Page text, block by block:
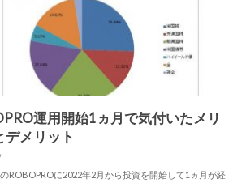
運用開始1ヵ月で気付いたメリ
デメリット
ROBOPROに2022年2月から投資を開始して1ヵ月が経